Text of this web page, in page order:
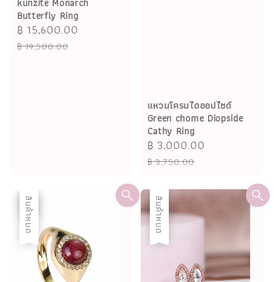
Butterfly Ring
Sale
price
฿ 15,600.00
฿ 19,500.00
แหวนโครมไดออปไซด์
Green chome Diopside
Cathy Ring
Sale
price
฿ 3,000.00
฿ 3,750.00
ลด
สินค้าหมด ลด
สินค้าหมด